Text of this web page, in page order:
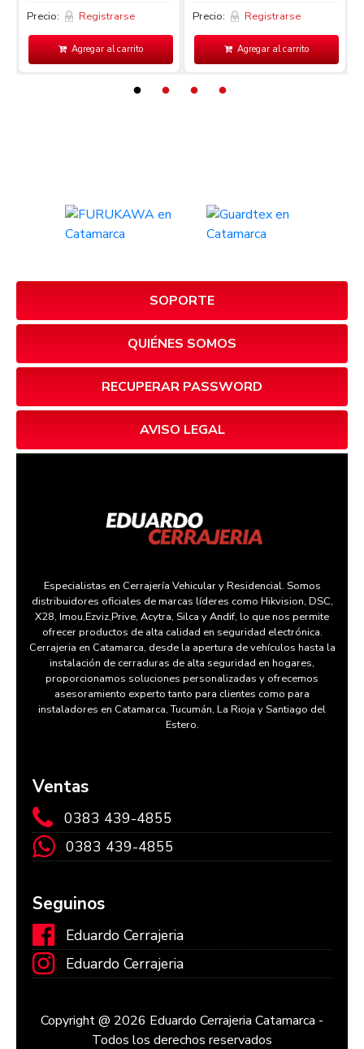
Precio: Registrarse
Agregar al carrito
Precio: Registrarse
Agregar al carrito
SOPORTE
QUIÉNES SOMOS
RECUPERAR PASSWORD
AVISO LEGAL
Especialistas en Cerrajería Vehicular y Residencial. Somos
distribuidores oficiales de marcas líderes como Hikvision, DSC,
X28, Imou,Ezviz,Prive, Acytra, Silca y Andif, lo que nos permite
ofrecer productos de alta calidad en seguridad electrónica.
Cerrajeria en Catamarca, desde la apertura de vehículos hasta la
instalación de cerraduras de alta seguridad en hogares,
proporcionamos soluciones personalizadas y ofrecemos
asesoramiento experto tanto para clientes como para
instaladores en Catamarca, Tucumán, La Rioja y Santiago del
Estero.
Ventas
0383 439-4855
0383 439-4855
Seguinos
Eduardo Cerrajeria
Eduardo Cerrajeria
Copyright @ 2026 Eduardo Cerrajeria Catamarca -
Todos los derechos reservados